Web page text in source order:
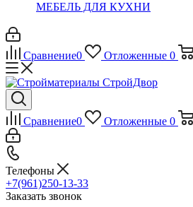
МЕБЕЛЬ ДЛЯ КУХНИ
Сравнение0 Отложенные 0
Сравнение0 Отложенные 0
Телефоны
+7(961)250-13-33
Заказать звонок